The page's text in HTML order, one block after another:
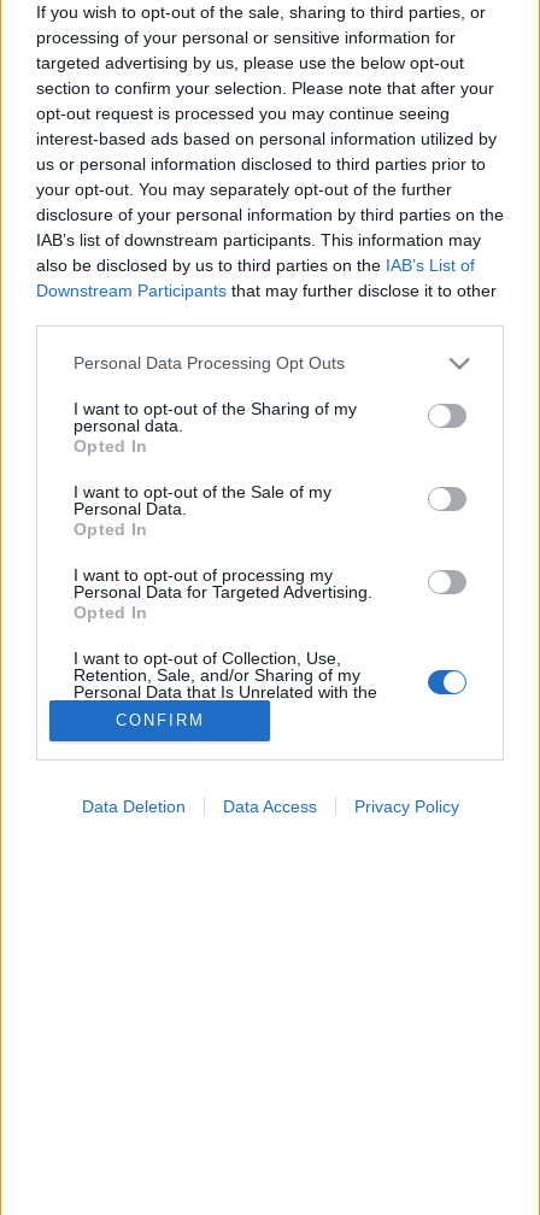
If you wish to opt-out of the sale, sharing to third parties, or
processing of your personal or sensitive information for
targeted advertising by us, please use the below opt-out
section to confirm your selection. Please note that after your
opt-out request is processed you may continue seeing
interest-based ads based on personal information utilized by
us or personal information disclosed to third parties prior to
your opt-out. You may separately opt-out of the further
disclosure of your personal information by third parties on the
IAB’s list of downstream participants. This information may
also be disclosed by us to third parties on the IAB’s List of
Downstream Participants that may further disclose it to other
Please note that this website/app uses one or more Google
not limited to your visit or usage behaviour. You may click to
grant or deny consent to Google and its third-party tags to
use your data for below specified purposes in below Google
consent section.
Personal Data Processing Opt Outs
I want to opt-out of the Sharing of my
personal data.
Opted In
I want to opt-out of the Sale of my
Personal Data.
Opted In
I want to opt-out of processing my
Personal Data for Targeted Advertising.
Opted In
I want to opt-out of Collection, Use,
Retention, Sale, and/or Sharing of my
Personal Data that Is Unrelated with the
Purposes for which it was collected.
Opted Out
I want to allow Google to enable storage
CONFIRM
Data Deletion Data Access Privacy Policy
EKG
Összes Vizsgálat
Kezelés
Aranyér kezelése
Kemoterápia
Szürkehályog műtét
Vízszerű hasmenés
Afta kezelése
Dagadt boka kezelése
Napallergia kezelése
Fülgyulladás kezelése
Összes Kezelés
Életmódváltás
Kutatás
Betegségek A-Z
Tünet
Vizsgálat
Kezelés
Életmódváltás
Kutatás
Hírek
Videók
Kisállatok egészsége
#allergia#influenza#cukorbetegség
#vérnyomás #stroke
#pajzsmirigy#reflux #ekcéma#herpesz